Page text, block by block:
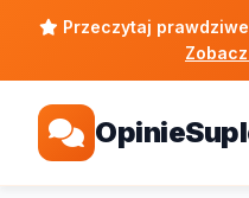
Przeczytaj